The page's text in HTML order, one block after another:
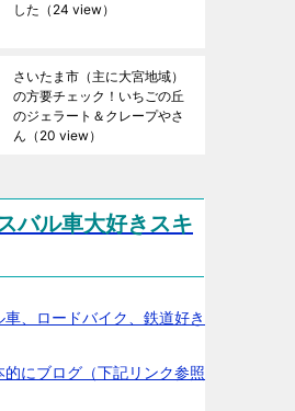
した （24 view）
さいたま市（主に大宮地域）
の方要チェック！いちごの丘
のジェラート＆クレープやさ
ん （20 view）
バル車大好きスキ
車、ロードバイク、鉄道好き
にブログ（下記リンク参照